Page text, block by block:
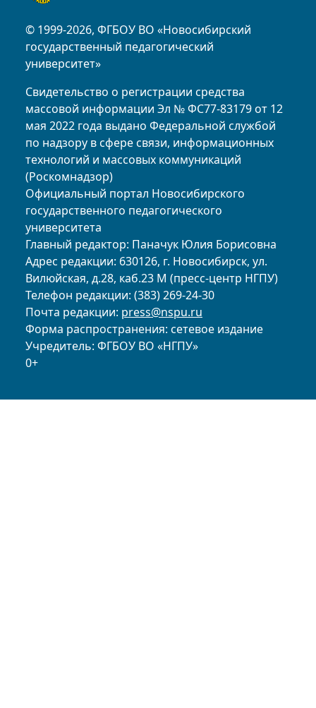
© 1999-2026, ФГБОУ ВО «Новосибирский
государственный педагогический
университет»
Свидетельство о регистрации средства
массовой информации Эл № ФС77-83179 от 12
мая 2022 года выдано Федеральной службой
по надзору в сфере связи, информационных
технологий и массовых коммуникаций
(Роскомнадзор)
Официальный портал Новосибирского
государственного педагогического
университета
Главный редактор: Паначук Юлия Борисовна
Адрес редакции: 630126, г. Новосибирск, ул.
Вилюйская, д.28, каб.23 М (пресс-центр НГПУ)
Телефон редакции: (383) 269-24-30
Почта редакции: press@nspu.ru
Форма распространения: сетевое издание
Учредитель: ФГБОУ ВО «НГПУ»
0+